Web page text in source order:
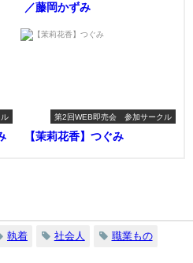
／藤岡かずみ
第2回WEB即売会 参加サークル
【茉莉花香】つぐみ
執着 社会人 職業もの